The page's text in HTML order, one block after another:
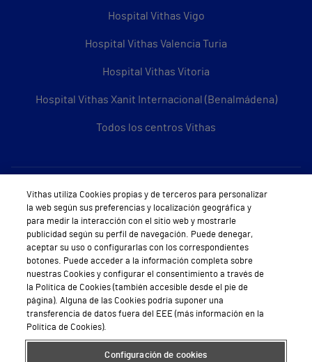
Hospital Vithas Vigo
Hospital Vithas Valencia Turia
Hospital Vithas Vitoria
Hospital Vithas Xanit Internacional (Benalmádena)
Todos los centros Vithas
Sobre Vithas
Quiénes somos
Trabajar en Vithas
Teléfono Cita Médica
Teléfono Atención al Cliente
Política de seguridad y salud en el trabajo
Conoce a Supervita
Vithas utiliza Cookies propias y de terceros para personalizar
la web según sus preferencias y localización geográfica y
para medir la interacción con el sitio web y mostrarle
publicidad según su perfil de navegación. Puede denegar,
aceptar su uso o configurarlas con los correspondientes
botones. Puede acceder a la información completa sobre
nuestras Cookies y configurar el consentimiento a través de
la Política de Cookies (también accesible desde el pie de
página). Alguna de las Cookies podría suponer una
transferencia de datos fuera del EEE (más información en la
Política de Cookies).
Configuración de cookies